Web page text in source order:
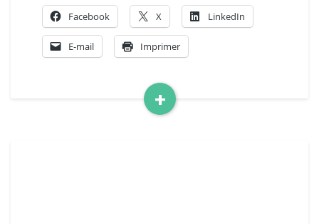
+
Read
Facebook X LinkedIn
E-mail Imprimer